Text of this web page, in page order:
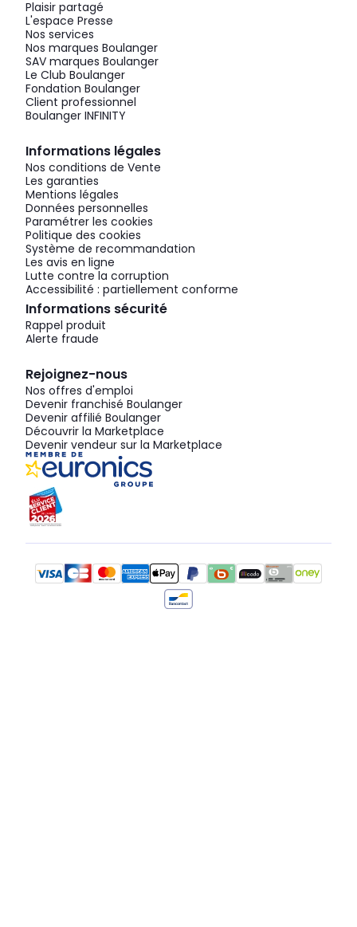
Plaisir partagé
L'espace Presse
Nos services
Nos marques Boulanger
SAV marques Boulanger
Le Club Boulanger
Fondation Boulanger
Client professionnel
Boulanger INFINITY
Informations légales
Nos conditions de Vente
Les garanties
Mentions légales
Données personnelles
Paramétrer les cookies
Politique des cookies
Système de recommandation
Les avis en ligne
Lutte contre la corruption
Accessibilité : partiellement conforme
Informations sécurité
Rappel produit
Alerte fraude
Rejoignez-nous
Nos offres d'emploi
Devenir franchisé Boulanger
Devenir affilié Boulanger
Découvrir la Marketplace
Devenir vendeur sur la Marketplace